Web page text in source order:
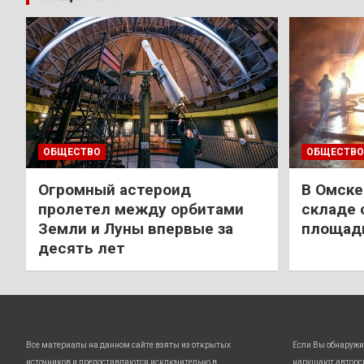
ОБЩЕСТВО
Огромный астероид
пролетел между орбитами
Земли и Луны впервые за
десять лет
ОБЩЕСТВО
В
складе
Все материалы на данном сайте взяты из открытых
источников и предоставляются исключительно в
Если Вы
нарушают